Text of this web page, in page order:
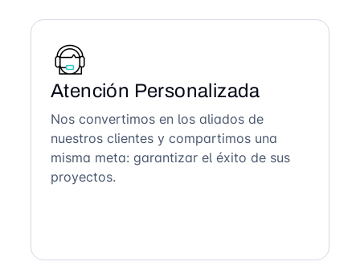
Atención Personalizada
Nos convertimos en los aliados de
nuestros clientes y compartimos una
misma meta: garantizar el éxito de sus
proyectos.